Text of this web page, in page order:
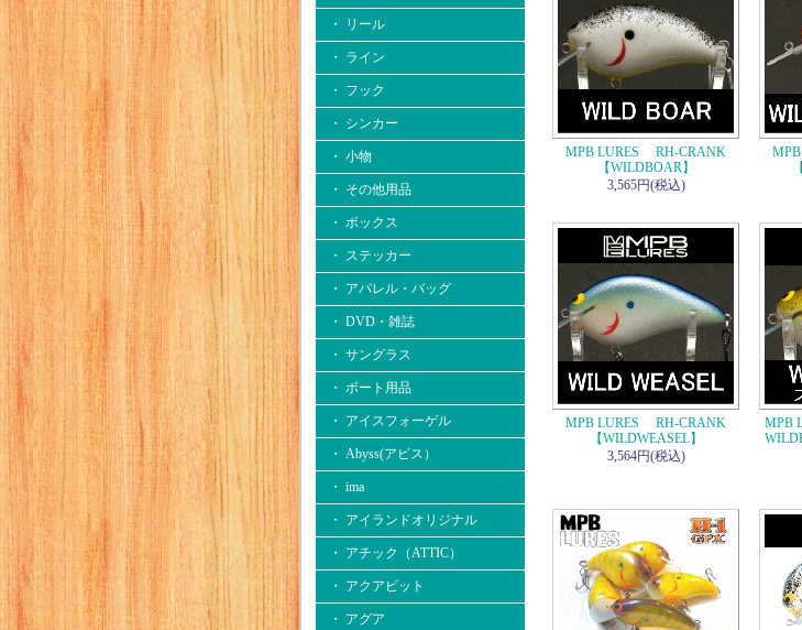
・ リール
・ ライン
・ フック
・ シンカー
・ 小物
・ その他用品
・ ボックス
・ ステッカー
・ アパレル・バッグ
・ DVD・雑誌
・ サングラス
・ ボート用品
・ アイスフォーゲル
・ Abyss(アビス）
・ ima
・ アイランドオリジナル
・ アチック（ATTIC）
・ アクアビット
・ アグア
MPB LURES RH-CRANK
【WILDBOAR】
3,565円(税込)
MPB LURES RH-CRANK
【WILDWEASEL】
3,564円(税込)
MPB